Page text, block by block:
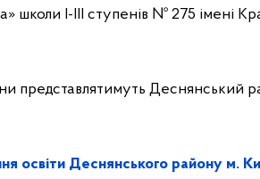
школи І-ІІІ ступенів № 275 імені
представлятимуть Деснянський
освіти Деснянського району м.